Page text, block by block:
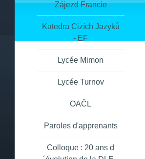
Zájezd Francie
Katedra Cizích Jazyků
- EF
Lycée Mimon
Lycée Turnov
OAČL
Paroles d'apprenants
Colloque : 20 ans d